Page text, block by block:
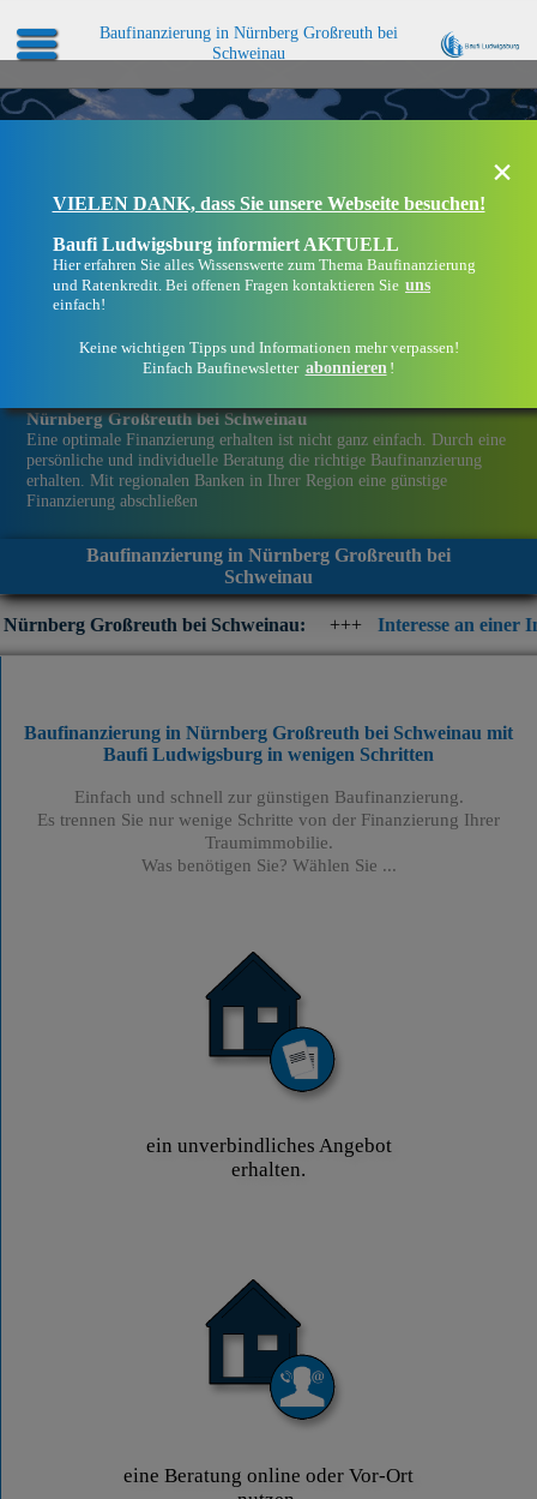
Baufinanzierung in Nürnberg Großreuth bei
Schweinau
Nürnberg Großreuth bei Schweinau
Eine optimale Finanzierung erhalten ist nicht ganz einfach. Durch eine
persönliche und individuelle Beratung die richtige Baufinanzierung
erhalten. Mit regionalen Banken in Ihrer Region eine günstige
Finanzierung abschließen
Baufinanzierung in Nürnberg Großreuth bei
Schweinau
bei Schweinau: +++ Interesse an einer
×
VIELEN DANK, dass Sie unsere Webseite besuchen!
Baufi Ludwigsburg informiert AKTUELL
Hier erfahren Sie alles Wissenswerte zum Thema Baufinanzierung
und Ratenkredit. Bei offenen Fragen kontaktieren Sie uns
einfach!
Keine wichtigen Tipps und Informationen mehr verpassen!
Einfach Baufinewsletter abonnieren !
Baufinanzierung in Nürnberg Großreuth bei Schweinau mit
Baufi Ludwigsburg in wenigen Schritten
Einfach und schnell zur günstigen Baufinanzierung.
Es trennen Sie nur wenige Schritte von der Finanzierung Ihrer
Traumimmobilie.
Was benötigen Sie? Wählen Sie ...
ein unverbindliches Angebot
erhalten.
eine Beratung online oder Vor-Ort